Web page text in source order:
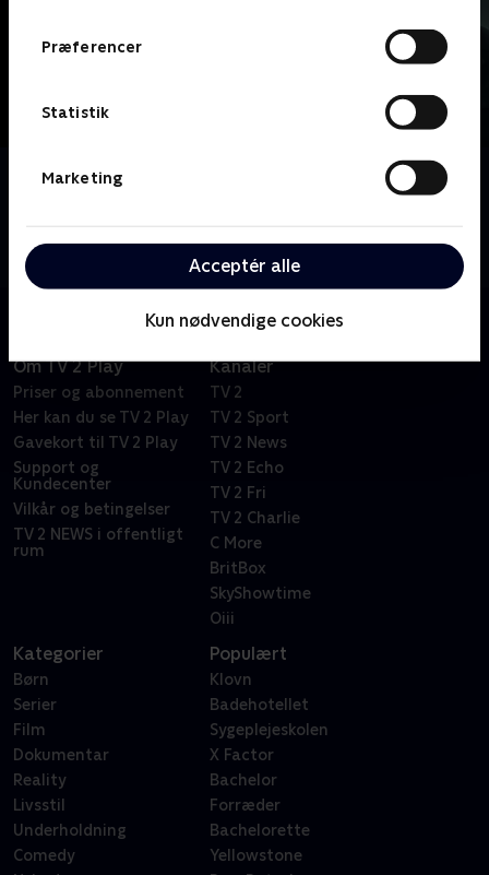
Præferencer
Statistik
Marketing
Acceptér alle
Kun nødvendige cookies
Om Line of Duty
inden for den britiske politistyrke.
Om TV 2 Play
Priser og abonnement
Her kan du se TV 2 Play
Gavekort til TV 2 Play
Support og
Kundecenter
Vilkår og betingelser
TV 2 NEWS i offentligt
rum
Kanaler
TV 2
TV 2 Sport
TV 2 News
TV 2 Echo
TV 2 Fri
TV 2 Charlie
C More
BritBox
SkyShowtime
Oiii
Kategorier
Børn
Serier
Film
Dokumentar
Reality
Livsstil
Underholdning
Comedy
Populært
Klovn
Badehotellet
Sygeplejeskolen
X Factor
Bachelor
Forræder
Bachelorette
Yellowstone